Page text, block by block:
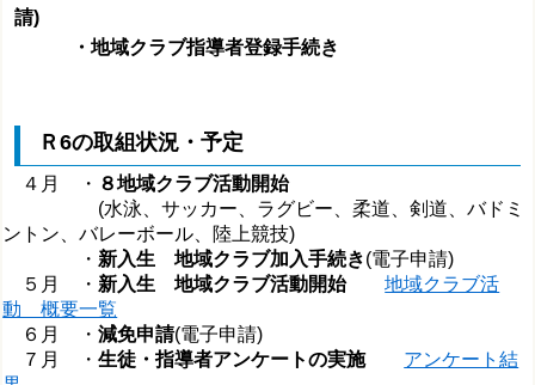
請)
・地域クラブ指導者登録手続き
Ｒ6の取組状況・予定
４月 ・ ８地域クラブ活動開始
(水泳、サッカー、ラグビー、柔道、剣道、バドミ
ントン、バレーボール、陸上競技)
・ 新入生 地域クラブ加入手続き(電子申請)
５月 ・ 新入生 地域クラブ活動開始
地域クラブ活
動 概要一覧
６月 ・減免申請(電子申請)
７月 ・生徒・指導者アンケートの実施
アンケート結